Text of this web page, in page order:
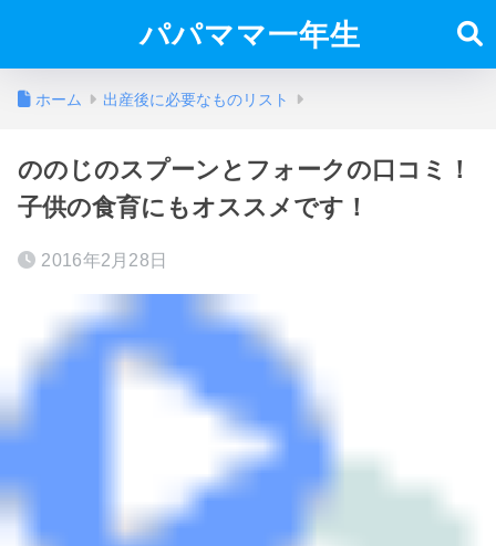
パパママ一年生
ホーム 出産後に必要なものリスト
ののじのスプーンとフォークの口コミ！
子供の食育にもオススメです！
2016年2月28日